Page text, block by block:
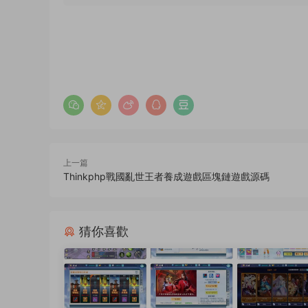
上一篇
Thinkphp戰國亂世王者養成遊戲區塊鏈遊戲源碼
猜你喜歡